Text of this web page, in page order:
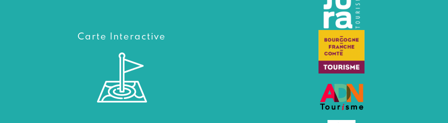
Carte Interactive